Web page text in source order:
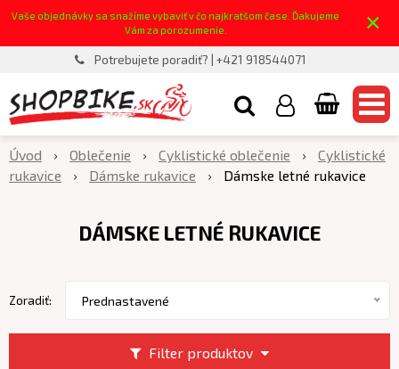
Vaše objednávky sa snažíme vybaviť v čo najkratšom čase. Ďakujeme
Vám za porozumenie.
×
Potrebujete poradiť? | +421 918544071
Úvod Oblečenie Cyklistické oblečenie
Cyklistické
rukavice
Dámske rukavice Dámske letné rukavice
DÁMSKE LETNÉ RUKAVICE
Filter produktov
Zoradiť: Prednastavené